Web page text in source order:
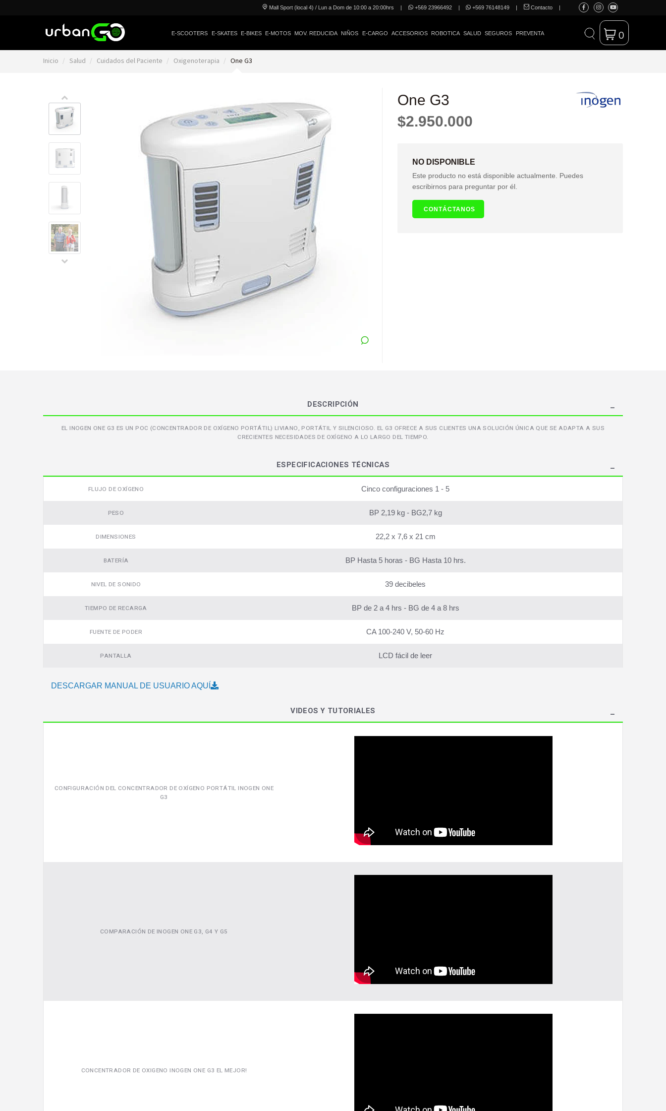
Mall Sport (local 4) / Lun a Dom de 10:00 a 20:00hrs | +569 23966492 | +569 76148149 | Contacto |
E-SCOOTERS E-SKATES E-BIKES E-MOTOS MOV. REDUCIDA NIÑOS E-CARGO ACCESORIOS ROBOTICA SALUD SEGUROS PREVENTA 0
Inicio Salud Cuidados del Paciente Oxigenoterapia One G3
One G3
$2.950.000
NO DISPONIBLE
Este producto no está disponible actualmente. Puedes
escribirnos para preguntar por él.
CONTÁCTANOS
DESCRIPCIÓN
EL INOGEN ONE G3 ES UN POC (CONCENTRADOR DE OXÍGENO PORTÁTIL) LIVIANO, PORTÁTIL Y SILENCIOSO. EL G3 OFRECE A SUS CLIENTES UNA SOLUCIÓN ÚNICA QUE SE ADAPTA A SUS
CRECIENTES NECESIDADES DE OXÍGENO A LO LARGO DEL TIEMPO.
ESPECIFICACIONES TÉCNICAS
FLUJO DE OXÍGENO Cinco configuraciones 1 - 5
PESO BP 2,19 kg - BG2,7 kg
DIMENSIONES 22,2 x 7,6 x 21 cm
BATERÍA BP Hasta 5 horas - BG Hasta 10 hrs.
NIVEL DE SONIDO 39 decibeles
TIEMPO DE RECARGA BP de 2 a 4 hrs - BG de 4 a 8 hrs
FUENTE DE PODER CA 100-240 V, 50-60 Hz
PANTALLA LCD fácil de leer
DESCARGAR MANUAL DE USUARIO AQUÍ
VIDEOS Y TUTORIALES
CONFIGURACIÓN DEL CONCENTRADOR DE OXÍGENO PORTÁTIL INOGEN ONE
G3
COMPARACIÓN DE INOGEN ONE G3, G4 Y G5
CONCENTRADOR DE OXIGENO INOGEN ONE G3 EL MEJOR!